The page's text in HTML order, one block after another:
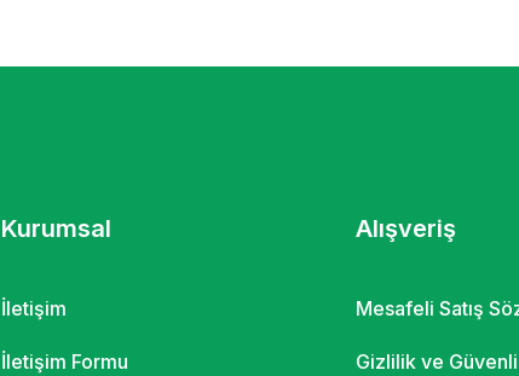
Kurumsal
İletişim
İletişim Formu
Alışveriş
Mesafeli Satış
Gizlilik ve